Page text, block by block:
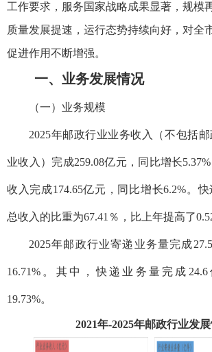
工作要求，服务国家战略成果显著，规模
质量发展提速，运行态势持续向好，对全
促进作用不断增强。
一、业务发展情况
（一）业务规模
2025年邮政行业业务收入（不包括
业收入）完成259.08亿元，同比增长
收入完成174.65亿元，同比增长6.2%。
总收入的比重为67.41％，比上年提高了
2025年邮政行业寄递业务量完成
16.71%。其中，快递业务量完成
19.73%。
2021年-2025年邮政行业发